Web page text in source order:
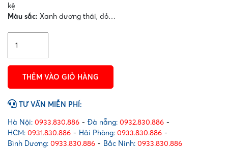
kệ
Màu sắc: Xanh dương thái, đỏ…
dụng
cụ
nhỏ
(DT1)
có
trắng
số
lượng
THÊM VÀO GIỎ HÀNG
TƯ VẤN MIỄN PHÍ:
Hà Nội: 0933.830.886 - Đà nẵng: 0932.830.886 -
HCM: 0931.830.886 - Hải Phòng: 0933.830.886 -
Bình Dương: 0933.830.886 - Bắc Ninh: 0933.830.886